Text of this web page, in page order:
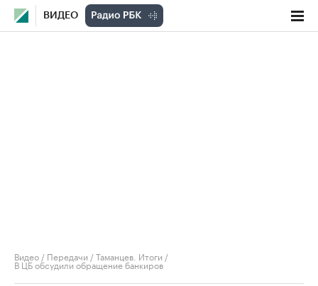
ВИДЕО
Видео / Передачи /Таманцев. Итоги /
В ЦБ обсудили обращение банкиров